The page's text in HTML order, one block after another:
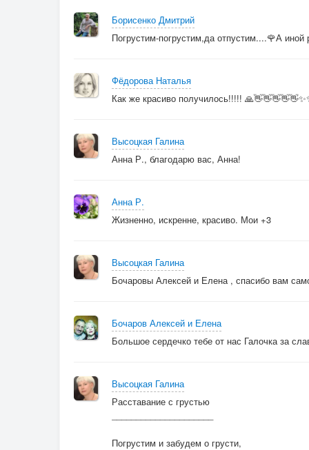
Борисенко Дмитрий
Погрустим-погрустим,да отпустим....🌹А иной
Фёдорова Наталья
Как же красиво получилось!!!!!
Высоцкая Галина
Анна Р., благодарю вас, Анна!
Анна Р.
Жизненно, искренне, красиво. Мои +3
Высоцкая Галина
Бочаровы Алексей и Елена , спасибо вам
Бочаров Алексей и Елена
Большое сердечко тебе от нас Галочка за
Высоцкая Галина
Расставание с грустью
Погрустим и забудем о грусти,